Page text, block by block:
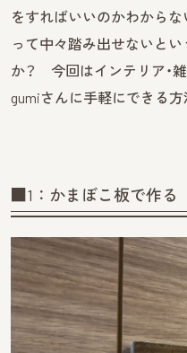
をすればいいのかわから
って中々踏み出せないと
か？ 今回はインテリア・
gumiさんに手軽にできる
■1：かまぼこ板で作る